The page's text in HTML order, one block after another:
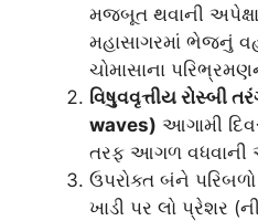
મજબૂત થવાની
મહાસાગરમાં ભેજનું
ચોમાસાના
વિષુવવૃત્તીય રોસ્બી
waves) આગામી
તરફ આગળ વધવાની
ઉપરોક્ત બંને
ખાડી પર લો પ્રેશર